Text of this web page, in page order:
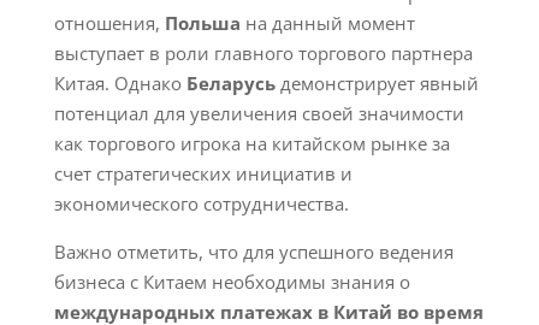
отношения, Польша на данный момент
выступает в роли главного торгового партнера
Китая. Однако Беларусьдемонстрирует явный
потенциал для увеличения своей значимости
как торгового игрока на китайском рынке за
счет стратегических инициатив и
экономического сотрудничества.
Важно отметить, что для успешного ведения
бизнеса с Китаем необходимы знания о
международных платежах в Китай во время